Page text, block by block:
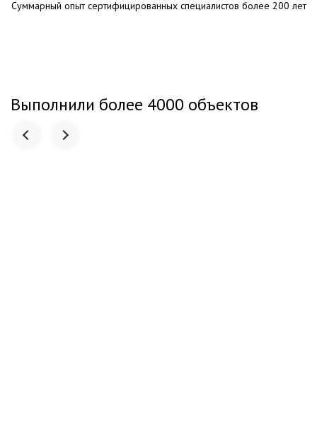
Суммарный опыт сертифицированных специалистов более 200 лет
Выполнили более 4000 объектов